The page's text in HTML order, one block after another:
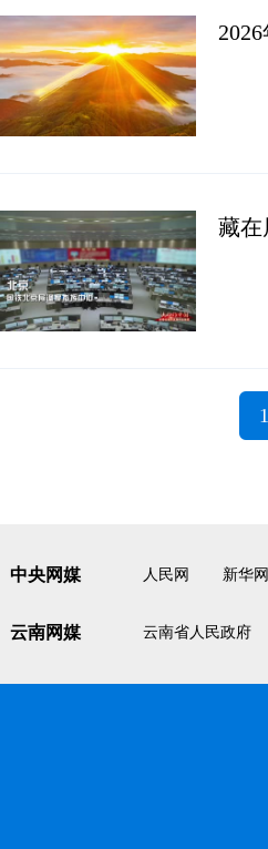
藏在
1
中央网媒 人民网 新华网
云南网媒 云南省人民政府